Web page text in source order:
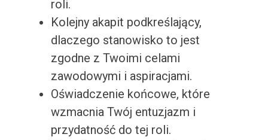
roli.
Kolejny akapit podkreślający,
dlaczego stanowisko to jest
zgodne z Twoimi celami
zawodowymi i aspiracjami.
Oświadczenie końcowe, które
wzmacnia Twój entuzjazm i
przydatność do tej roli.